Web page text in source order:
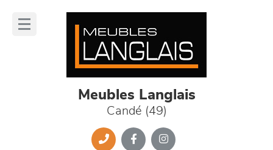
Meubles Langlais
Candé (49)